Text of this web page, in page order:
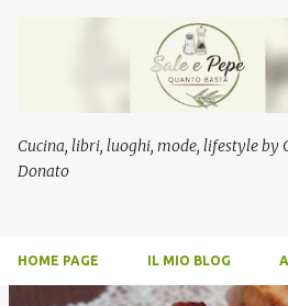
Passa ai contenuti
Cucina, libri, luoghi, mode, lifestyle by
Donato
HOME PAGE IL MIO BLOG